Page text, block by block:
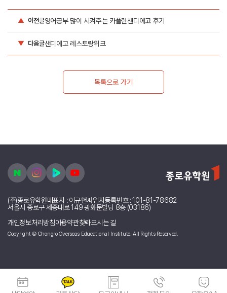
▲ 이전글영어공부 많이 시켜주는 카플란샌디에고 후기
▼ 다음글샌디에고 레스토랑위크
목록으로 가기
(주)종로유학원대표자 : 이규헌사업자등록번호 : 101-81-78682
서울시 종로구 세종대로 149 광화문빌딩 8층 (03186)
개인정보처리방침이용약관찾아오시는 길
Copyright © Chongro Overseas Educational Institute. All Rights Reserved.